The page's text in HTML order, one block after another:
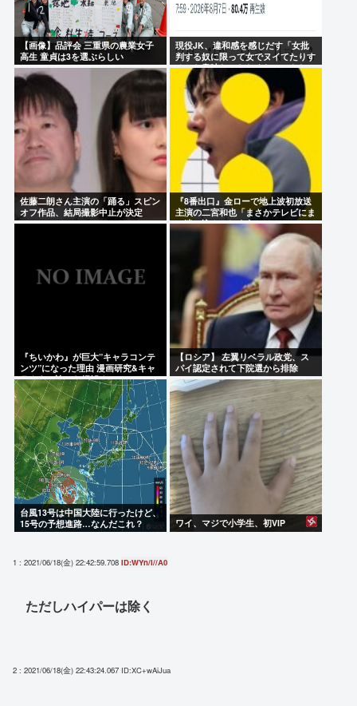
【画像】品評会 三重県の農業女子
高生 童貞は3を選ぶらしい
現役JK、違和感を感じだす「女批
判する奴に限って女でヌイてたりす
るから意味わからなくなってきた
佐藤二朗さん主演の「踊る」スピン
オフ作品、結局撮影中止が決定
www
『8番出口』金ローで地上波初放送
主演の二宮和也「まさかテレビにま
で迷い込んでしまうとは」
『ちいかわ』が巨大”キャラコンテ
ンツ”になった理由 漫画研究&キャ
ラクター論から紐解く
【ロシア】 左翼リベラル政党、ス
パイ認定されて下院選から排除
台風13号は中国大陸に行ったけど、
15号の予想進路…なんだこれ？
ワイ、マジで小学生、初VIP
1 : 2021/06/18(金) 22:42:59.708 ID:WYn/i//A0
ただしハイパーは除く
2 : 2021/06/18(金) 22:43:24.067 ID:XC+wAiJua